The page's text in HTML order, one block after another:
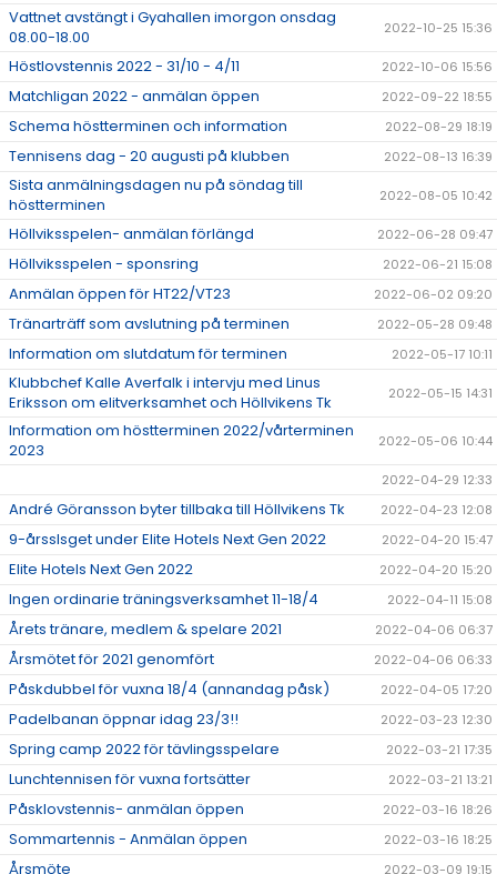
Vattnet avstängt i Gyahallen imorgon onsdag
08.00-18.00
2022-10-25 15:36
Höstlovstennis 2022 - 31/10 - 4/11 2022-10-06 15:56
Matchligan 2022 - anmälan öppen 2022-09-22 18:55
Schema höstterminen och information 2022-08-29 18:19
Tennisens dag - 20 augusti på klubben 2022-08-13 16:39
Sista anmälningsdagen nu på söndag till
höstterminen
2022-08-05 10:42
Höllviksspelen- anmälan förlängd 2022-06-28 09:47
Höllviksspelen - sponsring 2022-06-21 15:08
Anmälan öppen för HT22/VT23 2022-06-02 09:20
Tränarträff som avslutning på terminen 2022-05-28 09:48
Information om slutdatum för terminen 2022-05-17 10:11
Klubbchef Kalle Averfalk i intervju med Linus
Eriksson om elitverksamhet och Höllvikens Tk
2022-05-15 14:31
Information om höstterminen 2022/vårterminen
2023
2022-05-06 10:44
2022-04-29 12:33
André Göransson byter tillbaka till Höllvikens Tk 2022-04-23 12:08
9-årsslsget under Elite Hotels Next Gen 2022 2022-04-20 15:47
Elite Hotels Next Gen 2022 2022-04-20 15:20
Ingen ordinarie träningsverksamhet 11-18/4 2022-04-11 15:08
Årets tränare, medlem & spelare 2021 2022-04-06 06:37
Årsmötet för 2021 genomfört 2022-04-06 06:33
Påskdubbel för vuxna 18/4 (annandag påsk) 2022-04-05 17:20
Padelbanan öppnar idag 23/3!! 2022-03-23 12:30
Spring camp 2022 för tävlingsspelare 2022-03-21 17:35
Lunchtennisen för vuxna fortsätter 2022-03-21 13:21
Påsklovstennis- anmälan öppen 2022-03-16 18:26
Sommartennis - Anmälan öppen 2022-03-16 18:25
Årsmöte 2022-03-09 19:15